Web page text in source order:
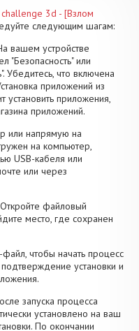
3d - [Взлом
следующим шагам:
вашем устройстве
"Безопасность" или
Убедитесь, что включена
приложений из
установить приложения,
приложений.
или напрямую на
на компьютер,
USB-кабеля или
или через
файловый
место, где сохранен
файл, чтобы начать процесс
установки и
запуска процесса
установлено на ваш
По окончании